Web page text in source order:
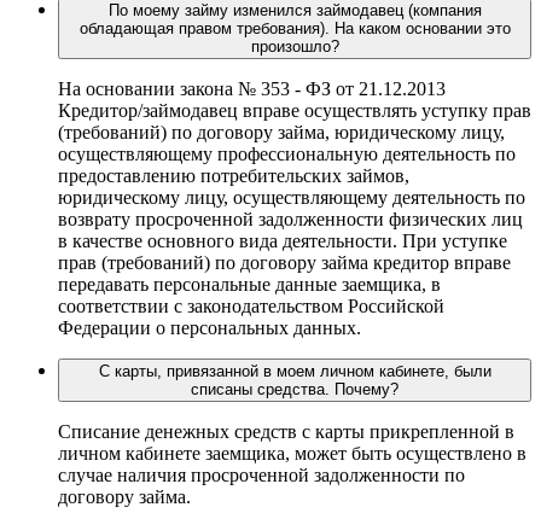
По моему займу изменился займодавец (компания
обладающая правом требования). На каком основании это
произошло?
На основании закона № 353 - ФЗ от 21.12.2013
Кредитор/займодавец вправе осуществлять уступку прав
(требований) по договору займа, юридическому лицу,
осуществляющему профессиональную деятельность по
предоставлению потребительских займов,
юридическому лицу, осуществляющему деятельность по
возврату просроченной задолженности физических лиц
в качестве основного вида деятельности. При уступке
прав (требований) по договору займа кредитор вправе
передавать персональные данные заемщика, в
соответствии с законодательством Российской
Федерации о персональных данных.
С карты, привязанной в моем личном кабинете, были
списаны средства. Почему?
Списание денежных средств с карты прикрепленной в
личном кабинете заемщика, может быть осуществлено в
случае наличия просроченной задолженности по
договору займа.